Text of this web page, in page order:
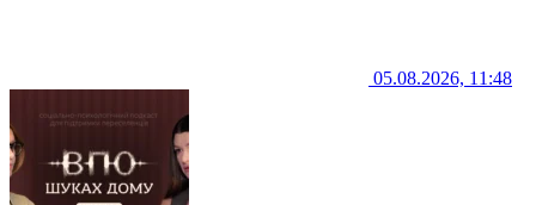
05.08.2026, 11:48